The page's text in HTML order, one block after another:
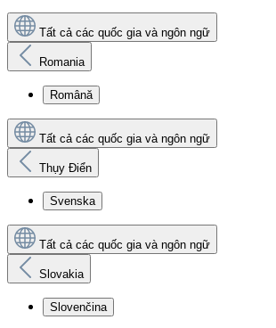
Tất cả các quốc gia và ngôn ngữ
Romania
Română
Tất cả các quốc gia và ngôn ngữ
Thụy Điển
Svenska
Tất cả các quốc gia và ngôn ngữ
Slovakia
Slovenčina